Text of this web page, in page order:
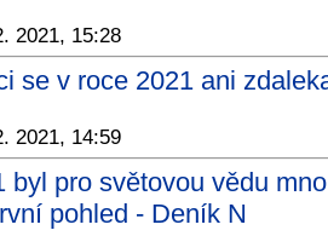
2021, 15:28
se v roce 2021 ani
2021, 14:59
byl pro světovou vědu
pohled - Deník N